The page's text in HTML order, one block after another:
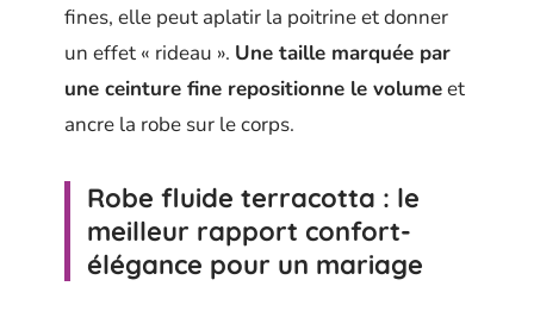
fines, elle peut aplatir la poitrine et donner
un effet « rideau ». Une taille marquée par
une ceinture fine repositionne le volumeet
ancre la robe sur le corps.
Robe fluide terracotta : le
meilleur rapport confort-
élégance pour un mariage